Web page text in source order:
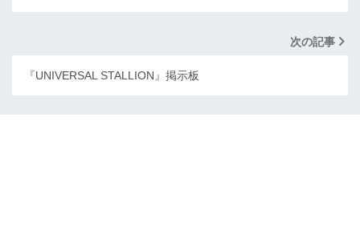
次の記事
『UNIVERSAL STALLION』掲示板